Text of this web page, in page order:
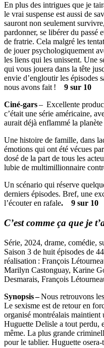
En plus des intrigues que je
le vrai suspense est aussi de
sauront non seulement
pardonner, se libérer du passé
de fratrie. Cela malgré les
de jouer psychologiquement
les liens qui les unissent. Une
qui vous jouera dans la tête
envie d’engloutir les épisodes
nous avons fait ! 9 sur 10
Ciné-gars– Excellente
c’était une série américaine,
aurait déjà enflammé la planète
Une histoire de famille, dans
émotions qui ont été vécues
dosé de la part de tous les
lubie de multimillionnaire
Un scénario qui réserve
derniers épisodes. Bref, une
l’écouter en rafale. 9 sur 10
C’est comme ça que je
Série, 2024, drame, comédie,
Saison 3 de huit épisodes de
réalisation : François
Marilyn Castonguay, Karine
Desmarais, François
Synopsis –Nous retrouvons
Le sexisme est de retour en
organisé montréalais
Huguette Delisle a tout perdu,
même. La plus grande
pour le tablier. Huguette